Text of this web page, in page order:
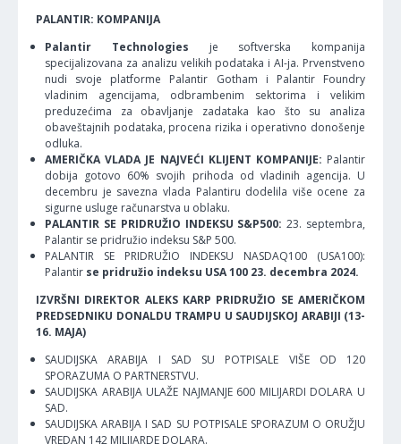
PALANTIR: KOMPANIJA
Palantir Technologies je softverska kompanija
specijalizovana za analizu velikih podataka i AI-ja. Prvenstveno
nudi svoje platforme Palantir Gotham i Palantir Foundry
vladinim agencijama, odbrambenim sektorima i velikim
preduzećima za obavljanje zadataka kao što su analiza
obaveštajnih podataka, procena rizika i operativno donošenje
odluka.
AMERIČKA VLADA JE NAJVEĆI KLIJENT KOMPANIJE: Palantir
dobija gotovo 60% svojih prihoda od vladinih agencija. U
decembru je savezna vlada Palantiru dodelila više ocene za
sigurne usluge računarstva u oblaku.
PALANTIR SE PRIDRUŽIO INDEKSU S&P500: 23. septembra,
Palantir se pridružio indeksu S&P 500.
PALANTIR SE PRIDRUŽIO INDEKSU NASDAQ100 (USA100):
Palantir se pridružio indeksu USA 100 23. decembra 2024.
IZVRŠNI DIREKTOR ALEKS KARP PRIDRUŽIO SE AMERIČKOM
PREDSEDNIKU DONALDU TRAMPU U SAUDIJSKOJ ARABIJI (13-
16. MAJA)
SAUDIJSKA ARABIJA I SAD SU POTPISALE VIŠE OD 120
SPORAZUMA O PARTNERSTVU.
SAUDIJSKA ARABIJA ULAŽE NAJMANJE 600 MILIJARDI DOLARA U
SAD.
SAUDIJSKA ARABIJA I SAD SU POTPISALE SPORAZUM O ORUŽJU
VREDAN 142 MILIJARDE DOLARA.